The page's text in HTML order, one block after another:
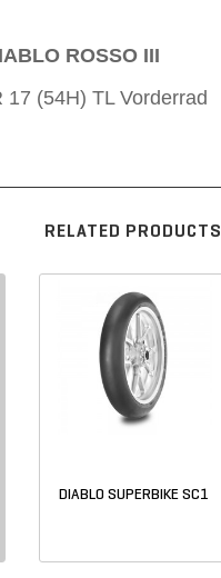
ROSSO III
17 (54H) TL Vorderrad
RELATED PRODUCTS
DIABLO SUPERBIKE SC1